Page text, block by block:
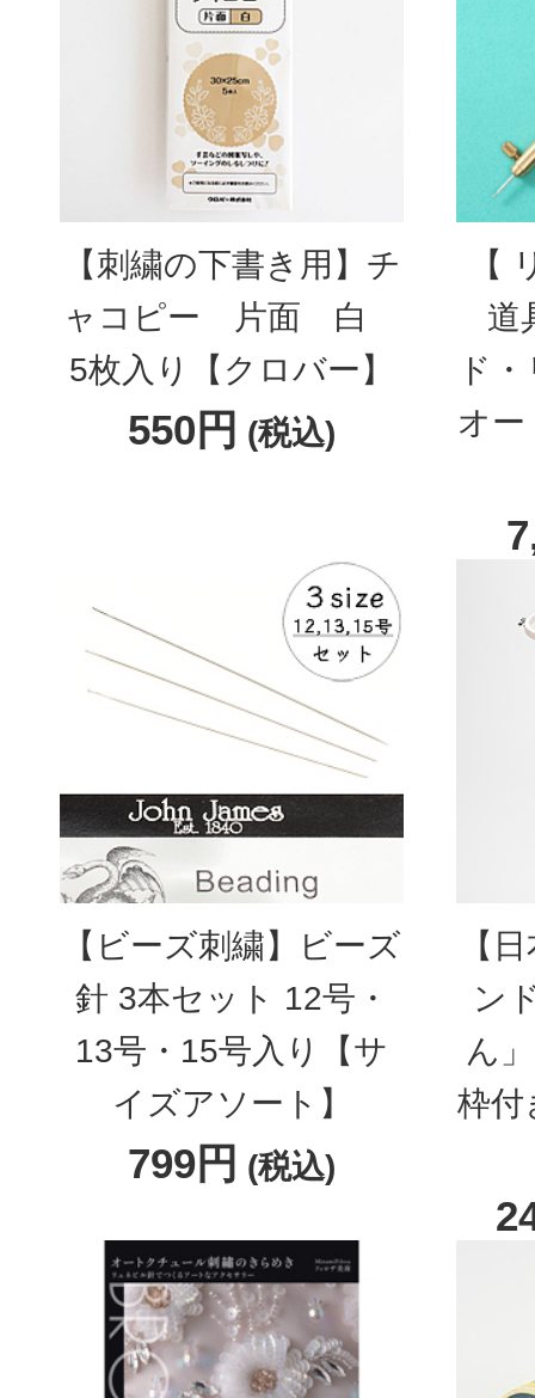
【刺繍の下書き用】チ
ャコピー 片面 白
5枚入り【クロバー】
550円 (税込)
【
道
ド
オ
【ビーズ刺繍】ビーズ
針 3本セット 12号・
13号・15号入り【サ
イズアソート】
799円 (税込)
【
ン
ん
枠付